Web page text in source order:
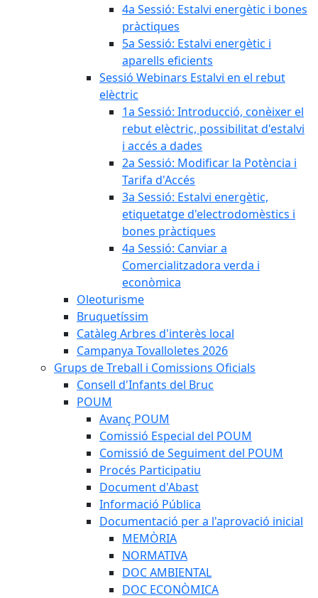
4a Sessió: Estalvi energètic i bones
pràctiques
5a Sessió: Estalvi energètic i
aparells eficients
Sessió Webinars Estalvi en el rebut
elèctric
1a Sessió: Introducció, conèixer el
rebut elèctric, possibilitat d'estalvi
i accés a dades
2a Sessió: Modificar la Potència i
Tarifa d'Accés
3a Sessió: Estalvi energètic,
etiquetatge d'electrodomèstics i
bones pràctiques
4a Sessió: Canviar a
Comercialitzadora verda i
econòmica
Oleoturisme
Bruquetíssim
Catàleg Arbres d'interès local
Campanya Tovalloletes 2026
Grups de Treball i Comissions Oficials
Consell d'Infants del Bruc
POUM
Avanç POUM
Comissió Especial del POUM
Comissió de Seguiment del POUM
Procés Participatiu
Document d'Abast
Informació Pública
Documentació per a l'aprovació inicial
MEMÒRIA
NORMATIVA
DOC AMBIENTAL
DOC ECONÒMICA